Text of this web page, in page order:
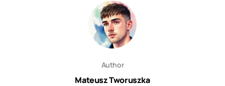
Author
Mateusz Tworuszka